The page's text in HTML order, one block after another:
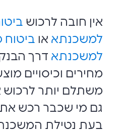
אין חובה לרכוש
למשכנתא או ביטוח
למשכנתא דרך
מחירים וכיסויים
משתלם יותר לרכוש
גם מי שכבר רכש
בעת נטילת